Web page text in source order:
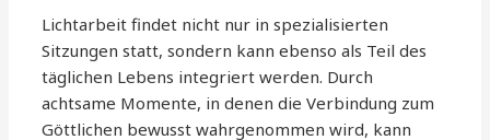
Lichtarbeit findet nicht nur in spezialisierten
Sitzungen statt, sondern kann ebenso als Teil des
täglichen Lebens integriert werden. Durch
achtsame Momente, in denen die Verbindung zum
Göttlichen bewusst wahrgenommen wird, kann